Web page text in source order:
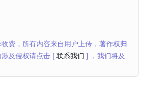
费，所有内容来自用户上传，著作权归
及侵权请点击 [ 联系我们 ] ，我们将及